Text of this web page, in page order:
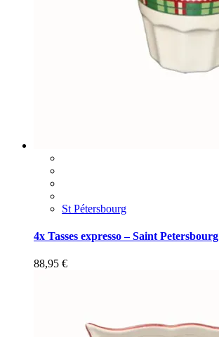
St Pétersbourg
4x Tasses expresso – Saint Petersbourg
88,95 €